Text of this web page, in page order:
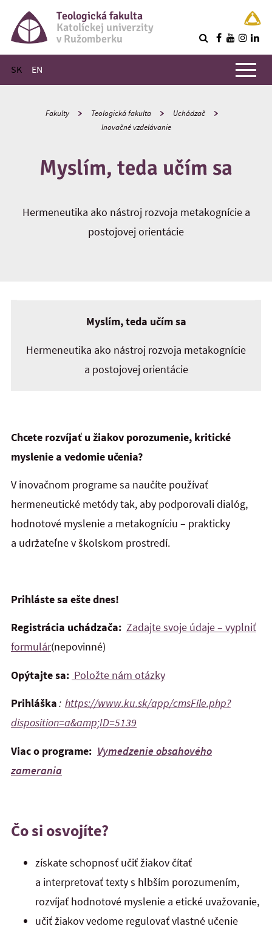
Teologická fakulta
Katolíckej univerzity
v Ružomberku
SK EN
Hlavné menu
Fakulty Teologická fakulta
Uchádzač
Inovačné vzdelávanie
Myslím, teda učím sa
Hermeneutika ako nástroj rozvoja metakognície a
postojovej orientácie
Myslím, teda učím sa
Hermeneutika ako nástroj rozvoja metakognície
a postojovej orientácie
Chcete rozvíjať u žiakov porozumenie, kritické
myslenie a vedomie učenia?
V inovačnom programe sa naučíte používať
hermeneutické metódy tak, aby podporovali dialóg,
hodnotové myslenie a metakogníciu – prakticky
a udržateľne v školskom prostredí.
Prihláste sa ešte dnes!
Registrácia uchádzača: Zadajte svoje údaje – vyplniť
formulár(nepovinné)
Opýtajte sa: Položte nám otázky
Prihláška: https://www.ku.sk/app/cmsFile.php?
disposition=a&amp;ID=5139
Viac o programe: Vymedzenie obsahového
zamerania
Čo si osvojíte?
získate schopnosť učiť žiakov čítať
a interpretovať texty s hlbším porozumením,
rozvíjať hodnotové myslenie a etické uvažovanie,
učiť žiakov vedome regulovať vlastné učenie